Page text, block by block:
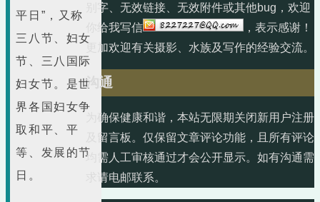
平日”，又称
三八节、妇女
节、三八国际
妇女节。是世
界各国妇女争
取和平、平
等、发展的节
日。
别字、无效链接、无效附件或其他bug，欢迎
你给我写信
，表示感谢！
更加欢迎有关摄影、水族及写作的经验交流。
沟通
为确保健康和谐，本站无限期关闭新用户注册
及留言板。仅保留文章评论功能，且所有评论
均需人工审核通过才会公开显示。如有沟通需
求请电邮联系。